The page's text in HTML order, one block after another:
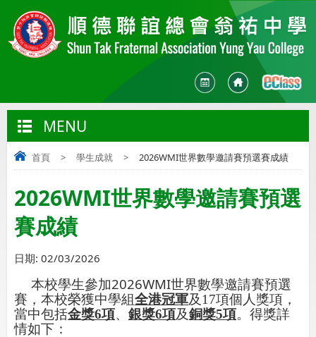
MENU
首頁 > 學生成就 > 2026WMI世界數學邀請賽預選賽成績
2026WMI世界數學邀請賽預選
賽成績
日期: 02/03/2026
本校學生參加2026WMI世界數學邀請賽預選
賽 ，本校榮獲中學組全港冠軍及17項個人獎項，
當中包括金獎6項、 銀獎6項及銅獎5項。得獎詳
情如下：